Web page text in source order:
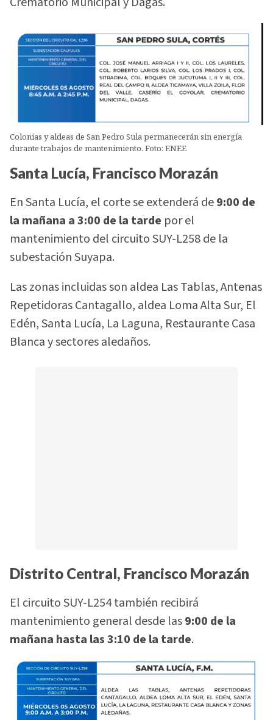
Colonias y aldeas de San Pedro Sula permanecerán sin energía
durante trabajos de mantenimiento. Foto: ENEE
Santa Lucía, Francisco Morazán
En Santa Lucía, el corte se extenderá de9:00 de
la mañana a 3:00 de la tarde por el
mantenimiento del circuito SUY-L258 de la
subestación Suyapa.
Las zonas incluidas son aldea Las Tablas, Antenas
Repetidoras Cantagallo, aldea Loma Alta Sur, El
Edén, Santa Lucía, La Laguna, Restaurante Casa
Blanca y sectores aledaños.
Distrito Central, Francisco Morazán
El circuito SUY-L254 también recibirá
mantenimiento general desde las9:00 de la
mañana hasta las 3:10 de la tarde.